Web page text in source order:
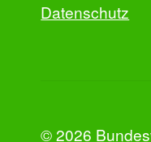
Datenschutz
© 2026